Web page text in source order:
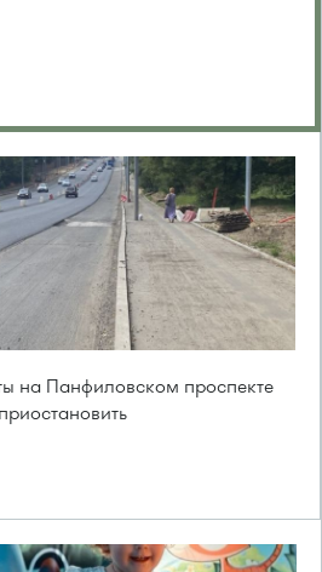
на Панфиловском проспекте